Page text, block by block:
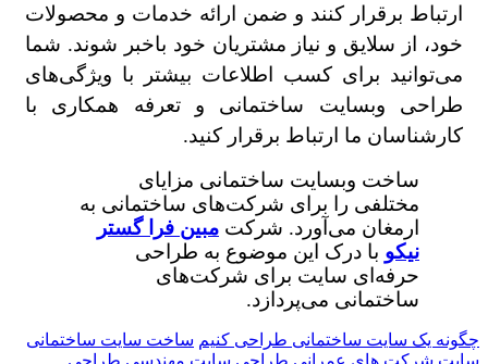
ارتباط برقرار کنند و ضمن ارائه خدمات و محصولات
خود، از سلایق و نیاز مشتریان خود باخبر شوند. شما
می‌توانید برای کسب اطلاعات بیشتر با ویژگی‌های
طراحی وبسایت ساختمانی و تعرفه همکاری با
کارشناسان ما ارتباط برقرار کنید.
ساخت وبسایت ساختمانی مزایای
مختلفی را برای شرکت‌های ساختمانی به
ارمغان می‌آورد. شرکتمبین فرا گستر
نیکو با درک این موضوع به طراحی
حرفه‌ای سایت برای شرکت‌های
ساختمانی می‌پردازد.
چگونه یک سایت ساختمانی طراحی کنیم ساخت سایت ساختمانی
سایت شرکت های عمرانی طراحی سایت مهندسی طراحی